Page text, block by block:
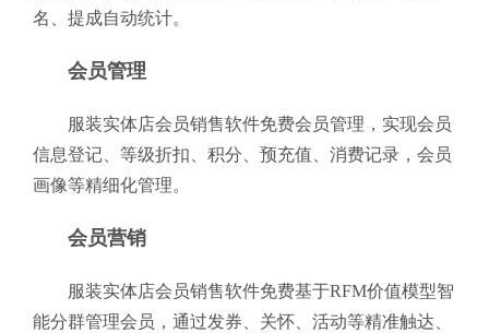
名、提成自动统计。
会员管理
服装实体店会员销售软件免费会员管理，实现会员
信息登记、等级折扣、积分、预充值、消费记录，会员
画像等精细化管理。
会员营销
服装实体店会员销售软件免费基于RFM价值模型智
能分群管理会员，通过发券、关怀、活动等精准触达、